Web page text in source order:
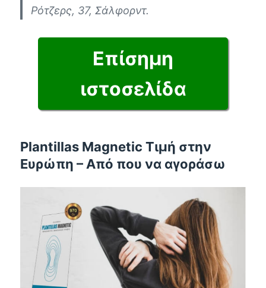
Ρότζερς, 37, Σάλφορντ.
Επίσημη
ιστοσελίδα
Plantillas Magnetic Τιμή στην
Ευρώπη – Από που να αγοράσω